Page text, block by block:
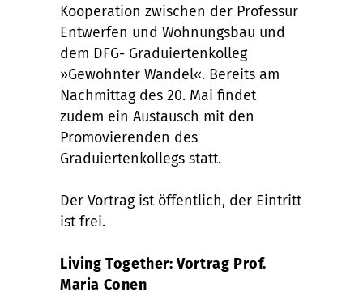
Kooperation zwischen der Professur
Entwerfen und Wohnungsbau und
dem DFG- Graduiertenkolleg
»Gewohnter Wandel«. Bereits am
Nachmittag des 20. Mai findet
zudem ein Austausch mit den
Promovierenden des
Graduiertenkollegs statt.
Der Vortrag ist öffentlich, der Eintritt
ist frei.
Living Together: Vortrag Prof.
Maria Conen